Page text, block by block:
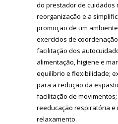
do prestador de cuidados
reorganização e a
promoção de um
exercícios de
facilitação dos
alimentação, higiene e
equilíbrio e flexibilidade;
para a redução da
facilitação de
reeducação respiratória e
relaxamento.